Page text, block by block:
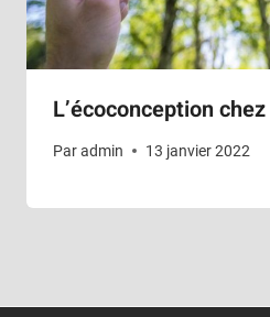
L’écoconception
Paradmin 13 janvier 2022